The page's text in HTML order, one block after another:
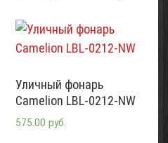
Уличный фонарь
Camelion LBL-0212-NW
575.00 руб.